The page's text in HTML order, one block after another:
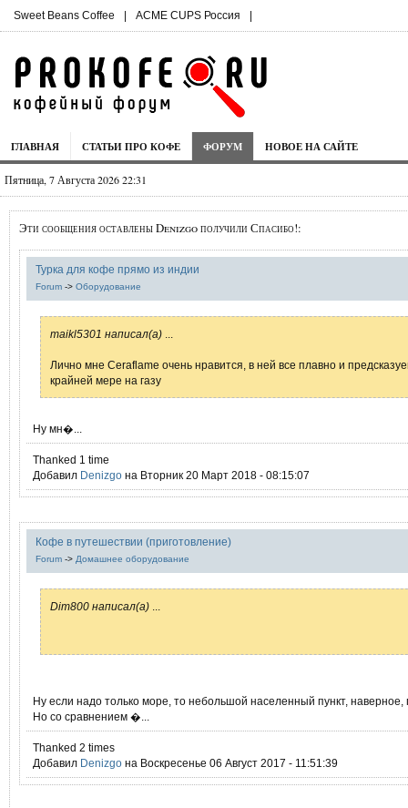
Sweet Beans Coffee | ACME CUPS Россия |
ГЛАВНАЯ СТАТЬИ ПРО КОФЕ ФОРУМ НОВОЕ НА САЙТЕ
Пятница, 7 Августа 2026 22:31
Эти сообщения оставлены Denizgo получили Спасибо!:
Турка для кофе прямо из индии
Forum -> Оборудование
maikl5301 написал(а)
Лично мне Ceraflame очень нравится, в ней все плавно и
крайней мере на газу
Ну мн�...
Thanked 1 time
Добавил Denizgo на Вторник 20 Март 2018 - 08:15:07
Кофе в путешествии (приготовление)
Forum -> Домашнее оборудование
Dim800 написал(а)
Ну если надо только море, то небольшой населенный пункт, наверное,
Но со сравнением �...
Thanked 2 times
Добавил Denizgo на Воскресенье 06 Август 2017 - 11:51:39